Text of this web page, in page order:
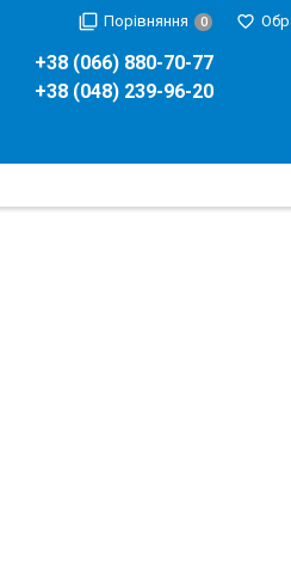
Порівняння 0
+38 (066) 880-70-77
+38 (048) 239-96-20